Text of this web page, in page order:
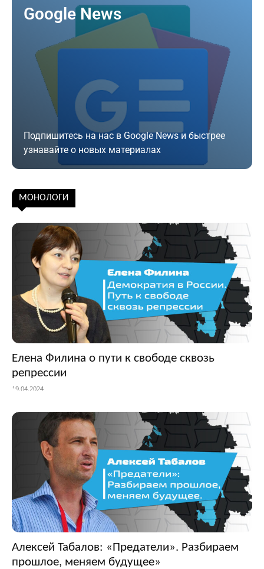
Google News
Подпишитесь на нас в Google News и быстрее
узнавайте о новых материалах
Подписаться
МОНОЛОГИ
Елена Филина о пути к свободе сквозь
репрессии
19.04.2024
Алексей Табалов: «Предатели». Разбираем
прошлое, меняем будущее»